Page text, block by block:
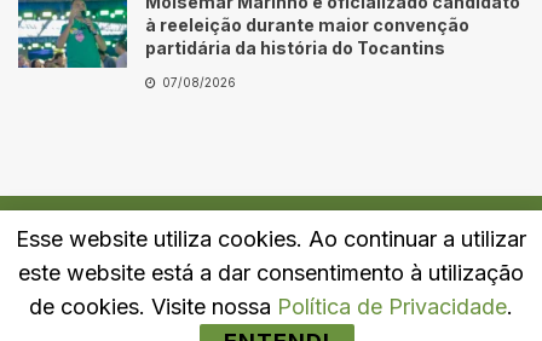
à reeleição durante maior convenção
partidária da história do Tocantins
07/08/2026
Quem Somos Fale Conosco Política de Privacidade
Esse website utiliza cookies. Ao continuar a utilizar
este website está a dar consentimento à utilização
de cookies. Visite nossa Política de Privacidade.